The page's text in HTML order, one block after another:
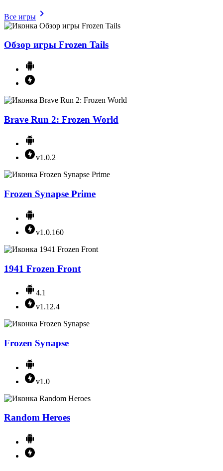
Все игры
Обзор игры Frozen Tails
Brave Run 2: Frozen World
v1.0.2
Frozen Synapse Prime
v1.0.160
1941 Frozen Front
4.1
v1.12.4
Frozen Synapse
v1.0
Random Heroes